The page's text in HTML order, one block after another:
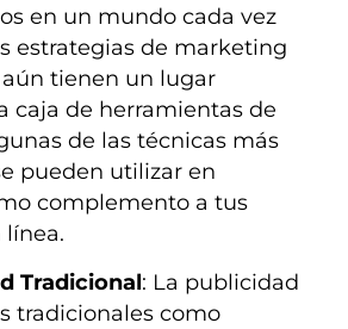
en un mundo cada vez
estrategias de marketing
tienen un lugar
caja de herramientas de
de las técnicas más
pueden utilizar en
complemento a tus
línea.
Tradicional: La publicidad
tradicionales como